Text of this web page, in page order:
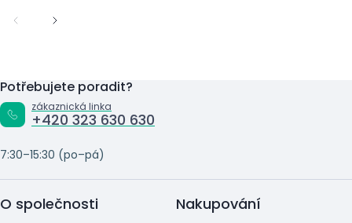
Potřebujete poradit?
zákaznická linka
+420 323 630 630
7:30–15:30 (po–pá)
O společnosti Nakupování